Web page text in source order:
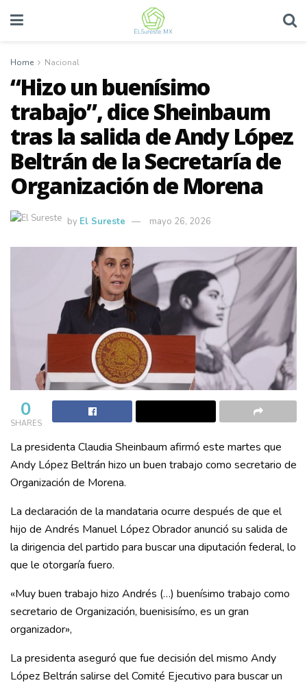
Home Nacional
“Hizo un buenísimo
trabajo”, dice Sheinbaum
tras la salida de Andy López
Beltrán de la Secretaría de
Organización de Morena
by El Sureste mayo 26, 2026
0
SHARES
La presidenta Claudia Sheinbaum afirmó este martes que
Andy López Beltrán hizo un buen trabajo como secretario de
Organización de Morena.
La declaración de la mandataria ocurre después de que el
hijo de Andrés Manuel López Obrador anunció su salida de
la dirigencia del partido para buscar una diputación federal, lo
que le otorgaría fuero.
«Muy buen trabajo hizo Andrés (…) buenísimo trabajo como
secretario de Organización, buenisisímo, es un gran
organizador»,
La presidenta aseguró que fue decisión del mismo Andy
López Beltrán salirse del Comité Ejecutivo para buscar un